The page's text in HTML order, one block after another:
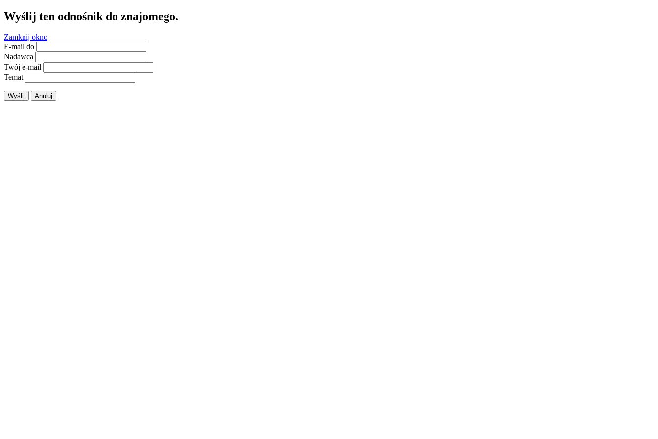
Wyślij ten odnośnik do znajomego.
Zamknij okno
E-mail do
Nadawca
Twój e-mail
Temat
Wyślij Anuluj